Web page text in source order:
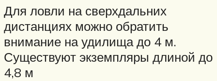
Для ловли на сверхдальних
дистанциях можно обратить
внимание на удилища до 4 м.
Существуют экземпляры длиной до
4,8 м